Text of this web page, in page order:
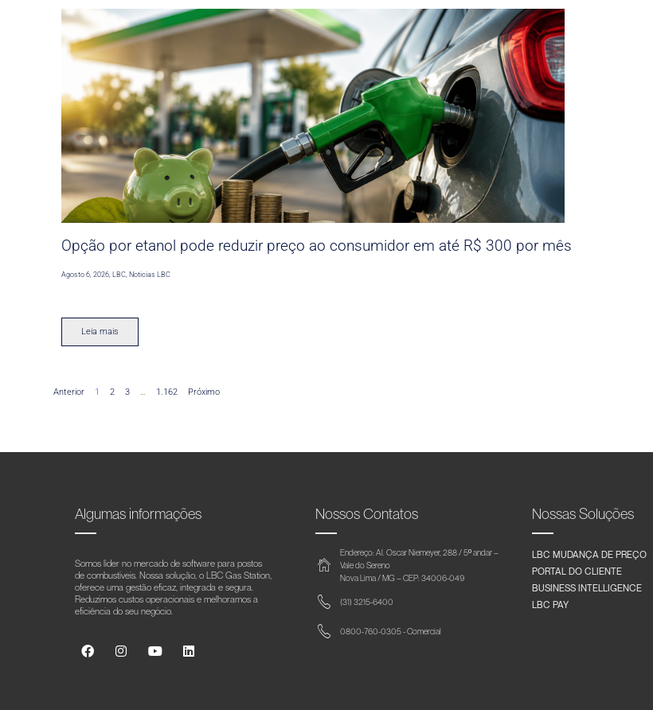
Opção por etanol pode reduzir preço ao consumidor em até R$ 300 por mês
Agosto 6, 2026 ,LBC Noticias LBC
Leia mais
Anterior 1 2 3 … 1.162 Próximo
Algumas informações
Somos líder no mercado de software para postos
de combustíveis. Nossa solução, o LBC Gas Station,
oferece uma gestão eficaz, integrada e segura.
Reduzimos custos operacionais e melhoramos a
eficiência do seu negócio.
Nossos Contatos
Endereço: Al. Oscar Niemeyer, 288 / 5º andar –
Vale do Sereno
Nova Lima / MG – CEP: 34006-049
(31) 3215-6400
0800-760-0305 - Comercial
Nossas Soluções
LBC MUDANÇA DE PREÇO
PORTAL DO CLIENTE
BUSINESS INTELLIGENCE
LBC PAY